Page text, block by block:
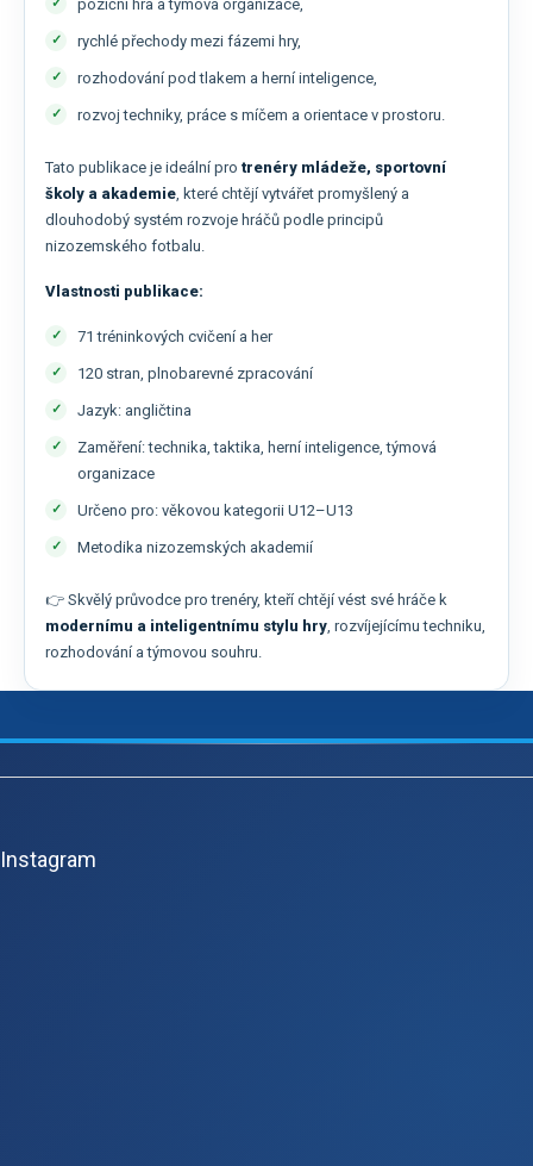
poziční hra a týmová organizace,
rychlé přechody mezi fázemi hry,
rozhodování pod tlakem a herní inteligence,
rozvoj techniky, práce s míčem a orientace v prostoru.
Tato publikace je ideální pro trenéry mládeže, sportovní
školy a akademie , které chtějí vytvářet promyšlený a
dlouhodobý systém rozvoje hráčů podle principů
nizozemského fotbalu.
Vlastnosti publikace:
71 tréninkových cvičení a her
120 stran, plnobarevné zpracování
Jazyk: angličtina
Zaměření: technika, taktika, herní inteligence, týmová
organizace
Určeno pro: věkovou kategorii U12–U13
Metodika nizozemských akademií
👉 Skvělý průvodce pro trenéry, kteří chtějí vést své hráče k
modernímu a inteligentnímu stylu hry , rozvíjejícímu techniku,
rozhodování a týmovou souhru.
Z
Instagram